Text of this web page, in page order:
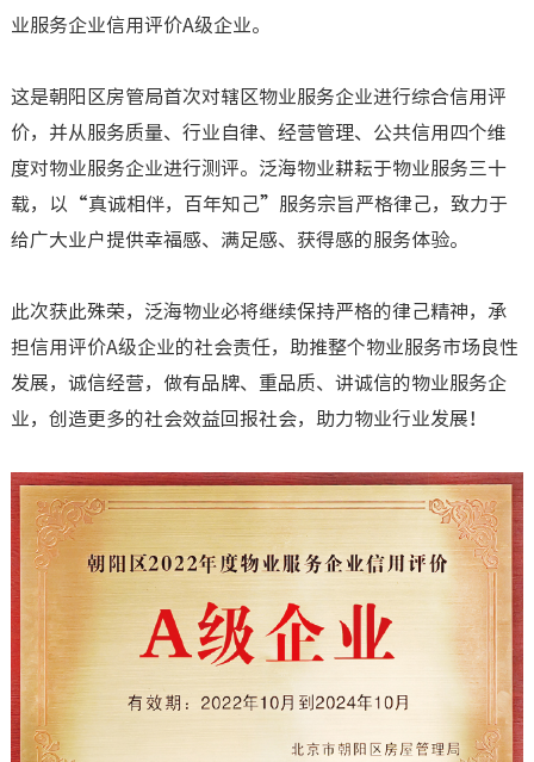
业服务企业信用评价A级企业。
这是朝阳区房管局首次对辖区物业服务企业进行综合信用评
价，并从服务质量、行业自律、经营管理、公共信用四个维
度对物业服务企业进行测评。泛海物业耕耘于物业服务三十
载，以“真诚相伴，百年知己”服务宗旨严格律己，致力于
给广大业户提供幸福感、满足感、获得感的服务体验。
此次获此殊荣，泛海物业必将继续保持严格的律己精神，承
担信用评价A级企业的社会责任，助推整个物业服务市场良性
发展，诚信经营，做有品牌、重品质、讲诚信的物业服务企
业，创造更多的社会效益回报社会，助力物业行业发展！